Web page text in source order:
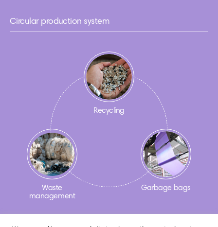
Circular production system
Recycling
Garbage bags
Waste
management